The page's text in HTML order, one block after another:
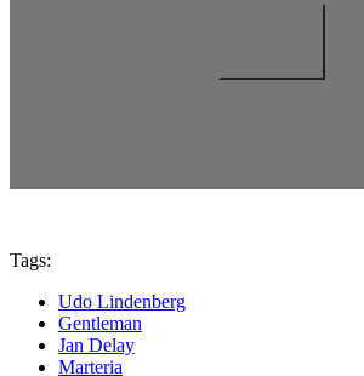
Tags:
Udo Lindenberg
Gentleman
Jan Delay
Marteria